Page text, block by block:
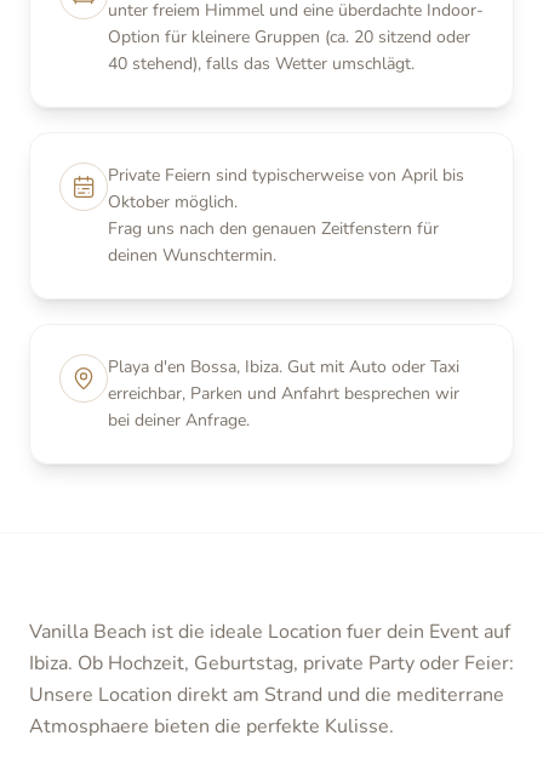
unter freiem Himmel und eine überdachte Indoor-
Option für kleinere Gruppen (ca. 20 sitzend oder
40 stehend), falls das Wetter umschlägt.
Private Feiern sind typischerweise von April bis
Oktober möglich.
Frag uns nach den genauen Zeitfenstern für
deinen Wunschtermin.
Playa d'en Bossa, Ibiza. Gut mit Auto oder Taxi
erreichbar, Parken und Anfahrt besprechen wir
bei deiner Anfrage.
Vanilla Beach ist die ideale Location fuer dein Event auf
Ibiza. Ob Hochzeit, Geburtstag, private Party oder Feier:
Unsere Location direkt am Strand und die mediterrane
Atmosphaere bieten die perfekte Kulisse.